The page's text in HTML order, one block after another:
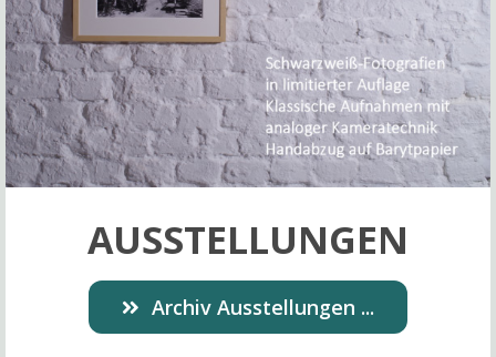
AUSSTELLUNGEN
Archiv Ausstellungen ...